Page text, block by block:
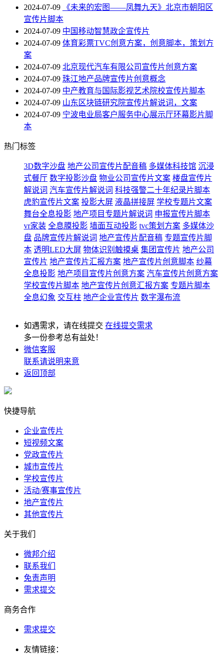
2024-07-09
《未来的宏图——凤舞九天》北京市朝阳区
宣传片脚本
2024-07-09 中国移动智慧政企宣传片
2024-07-09 体育彩票TVC创意方案，创意脚本，策划方
案
2024-07-09 北京现代汽车有限公司宣传片创意方案
2024-07-09 珠江地产品牌宣传片创意概念
2024-07-09 中产教育与国际影视艺术院校宣传片脚本
2024-07-09 山东区块链研究院宣传片解说词，文案
2024-07-09 宁波电业局客户服务中心展示厅环幕影片脚
本
热门标签
3D数字沙盘 地产公司宣传片配音稿 多媒体科技馆 沉浸
式餐厅 数字投影沙盘 物业公司宣传片文案 楼盘宣传片
解说词 汽车宣传片解说词 科技强警二十年纪录片脚本
虎豹宣传片文案 投影大屏 液晶拼接屏 学校专题片文案
舞台全息投影 地产项目专题片解说词 申报宣传片脚本
vr家装 全息膜投影 墙面互动投影 tvc策划方案 多媒体沙
盘 品牌宣传片解说词 地产宣传片配音稿 专题宣传片脚
本 透明LED大屏 物体识别触摸桌 集团宣传片 地产公司
宣传片 地产宣传片汇报方案 地产宣传片创意脚本 纱幕
全息投影 地产项目宣传片创意方案 汽车宣传片创意方案
学校宣传片脚本 地产宣传片创意汇报方案 专题片脚本
全息幻象 交互柱 地产企业宣传片 数字瀑布流
如遇需求，请在线提交 在线提交需求
多一份参考总有益处！
微信客服
联系请说明来意
返回顶部
快捷导航
企业宣传片
短视频文案
党政宣传片
城市宣传片
学校宣传片
活动/赛事宣传片
地产宣传片
其他宣传片
关于我们
微邦介绍
联系我们
免责声明
需求提交
商务合作
需求提交
友情链接：